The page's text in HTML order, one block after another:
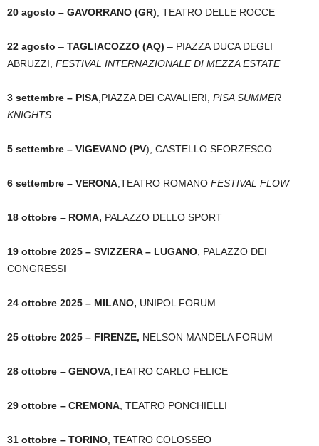
20 agosto – GAVORRANO (GR) , TEATRO DELLE ROCCE
22 agosto – TAGLIACOZZO (AQ) – PIAZZA DUCA DEGLI
ABRUZZI, FESTIVAL INTERNAZIONALE DI MEZZA ESTATE
3 settembre – PISA ,PIAZZA DEI CAVALIERI, PISA SUMMER
KNIGHTS
5 settembre – VIGEVANO (PV), CASTELLO SFORZESCO
6 settembre – VERONA ,TEATRO ROMANO FESTIVAL FLOW
18 ottobre – ROMA, PALAZZO DELLO SPORT
19 ottobre 2025 – SVIZZERA – LUGANO , PALAZZO DEI
CONGRESSI
24 ottobre 2025 – MILANO, UNIPOL FORUM
25 ottobre 2025 – FIRENZE, NELSON MANDELA FORUM
28 ottobre – GENOVA ,TEATRO CARLO FELICE
29 ottobre – CREMONA , TEATRO PONCHIELLI
31 ottobre – TORINO , TEATRO COLOSSEO